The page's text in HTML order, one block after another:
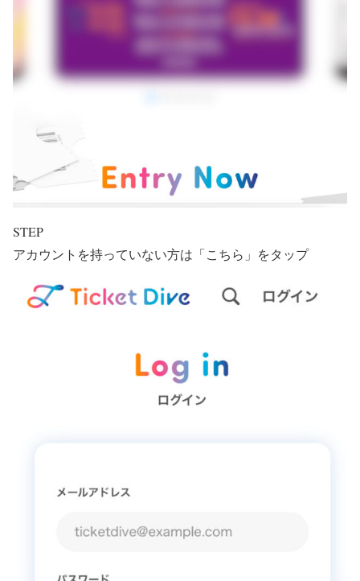
STEP
アカウントを持っていない方は「こちら」をタップ